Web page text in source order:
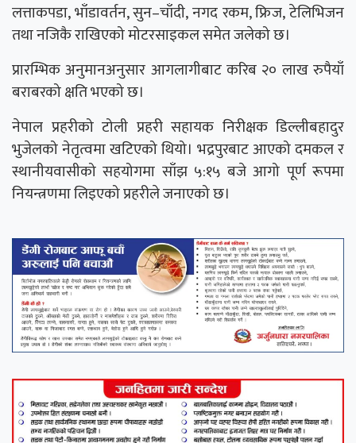
लत्ताकपडा, भाँडावर्तन, सुन–चाँदी, नगद रकम, फ्रिज, टेलिभिजन
तथा नजिकै राखिएको मोटरसाइकल समेत जलेको छ।
प्रारम्भिक अनुमानअनुसार आगलागीबाट करिब २० लाख रुपैयाँ
बराबरको क्षति भएको छ।
नेपाल प्रहरीको टोली प्रहरी सहायक निरीक्षक डिल्लीबहादुर
भुजेलको नेतृत्वमा खटिएको थियो। भद्रपुरबाट आएको दमकल र
स्थानीयवासीको सहयोगमा साँझ ५:१५ बजे आगो पूर्ण रूपमा
नियन्त्रणमा लिइएको प्रहरीले जनाएको छ।